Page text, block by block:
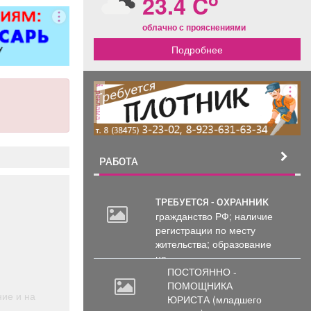
Условия:
плата по
дне;
трудиться
кадры,
и на
облачно с прояснениями
Подробнее
реклама
РАБОТА
ТРЕБУЕТСЯ - ОХРАННИК
гражданство РФ; наличие
регистрации по месту
жительства; образование
не...
ПОСТОЯННО -
ПОМОЩНИКА
ЮРИСТА (младшего